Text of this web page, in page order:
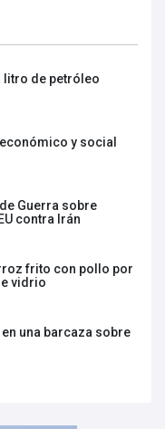
litro de petróleo
y social
Guerra sobre
contra Irán
frito con pollo por
vidrio
una barcaza sobre